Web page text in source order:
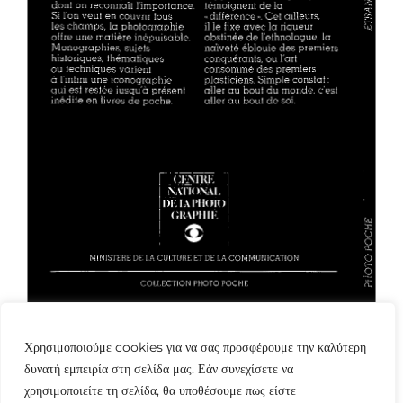
Χρησιμοποιούμε cookies για να σας προσφέρουμε την καλύτερη
δυνατή εμπειρία στη σελίδα μας. Εάν συνεχίσετε να
χρησιμοποιείτε τη σελίδα, θα υποθέσουμε πως είστε